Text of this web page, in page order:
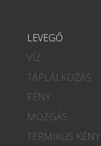
LEVEGŐ
VÍZ
TÁPLÁLKOZÁS
FÉNY
MOZGÁS
TERMIKUS